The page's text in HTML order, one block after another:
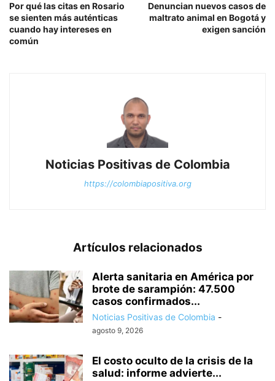
Por qué las citas en Rosario
se sienten más auténticas
cuando hay intereses en
común
Denuncian nuevos casos de
maltrato animal en Bogotá y
exigen sanción
Noticias Positivas de Colombia
https://colombiapositiva.org
Artículos relacionados
Alerta sanitaria en América por
brote de sarampión: 47.500
casos confirmados...
Noticias Positivas de Colombia -
agosto 9, 2026
El costo oculto de la crisis de la
salud: informe advierte...